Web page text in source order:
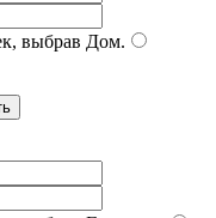
выбрав Дом.